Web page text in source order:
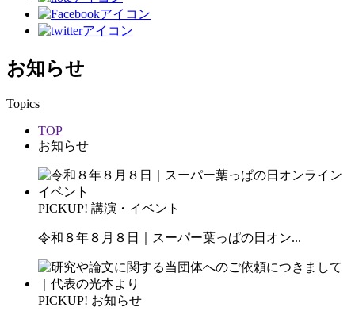
お知らせ
Topics
TOP
お知らせ
PICKUP! 講演・イベント
令和８年８月８日｜スーパー葉っぱの日オン...
PICKUP! お知らせ